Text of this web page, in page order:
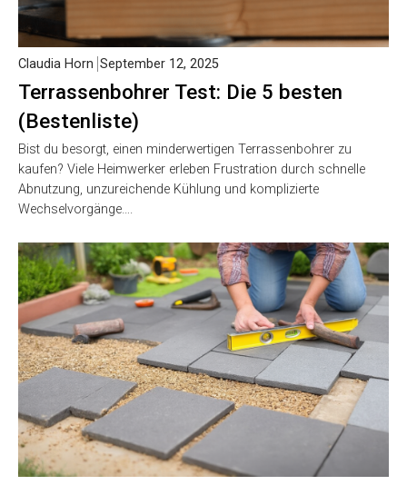
Terrassenbohrer Test: Die 5 besten
(Bestenliste)
Claudia Horn September 12, 2025
Bist du besorgt, einen minderwertigen Terrassenbohrer zu
kaufen? Viele Heimwerker erleben Frustration durch schnelle
Abnutzung, unzureichende Kühlung und komplizierte
Wechselvorgänge….